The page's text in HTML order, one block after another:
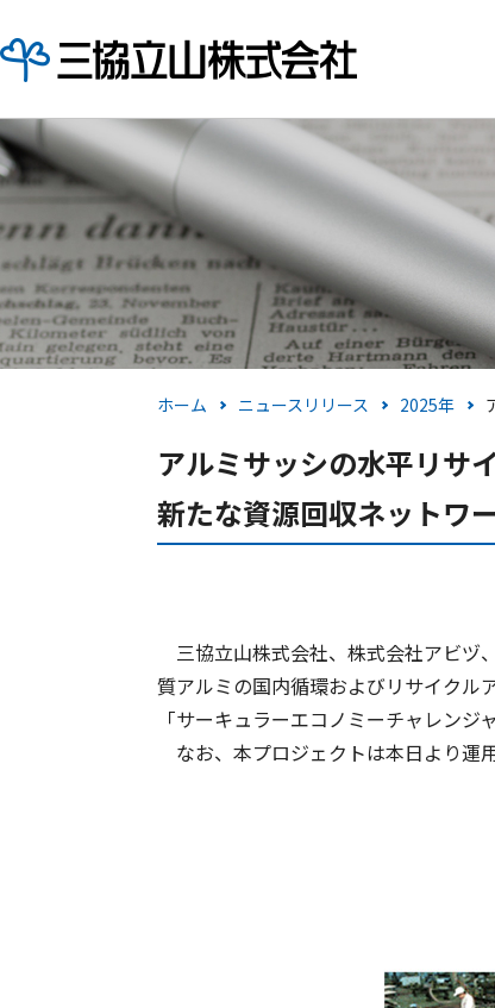
ホーム ニュースリリース 2025年
アルミサッシの水平リサ
新たな資源回収ネットワ
三協立山株式会社、株式会社アビヅ
質アルミの国内循環およびリサイクル
「サーキュラーエコノミーチャレンジ
なお、本プロジェクトは本日より運